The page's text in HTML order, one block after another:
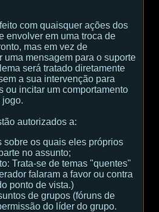
com quaisquer ações dos
envolver em uma troca de
mas em vez de
uma mensagem para o suporte
será tratado diretamente
a sua intervenção para
ou incitar um comportamento
jogo.
autorizados a:
sobre os quais eles próprios
no assunto;
Trata-se de temas "quentes"
falaram a favor ou contra
ponto de vista.)
de grupos (fóruns de
do líder do grupo.